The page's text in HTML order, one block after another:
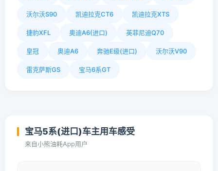
沃尔沃S90 凯迪拉克CT6 凯迪拉克XTS
捷豹XFL 奥迪A6(进口) 英菲尼迪Q70
皇冠 奥迪A6 奔驰E级(进口) 沃尔沃V90
雷克萨斯GS 宝马6系GT
宝马5系(进口)车主用车感受
来自小熊油耗App用户